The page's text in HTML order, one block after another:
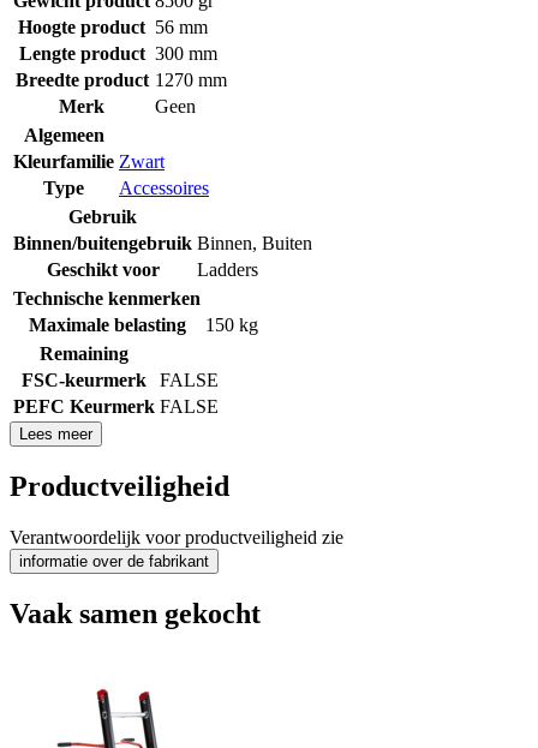
Hoogte product 56 mm
Lengte product 300 mm
Breedte product 1270 mm
Merk
Geen
Algemeen
Kleurfamilie Zwart
Type
Accessoires
Gebruik
Binnen/buitengebruik Binnen, Buiten
Geschikt voor
Ladders
Technische kenmerken
Maximale belasting
150 kg
Remaining
FSC-keurmerk
FALSE
PEFC Keurmerk FALSE
Lees meer
Productveiligheid
Verantwoordelijk voor productveiligheid zie
informatie over de fabrikant
Vaak samen gekocht